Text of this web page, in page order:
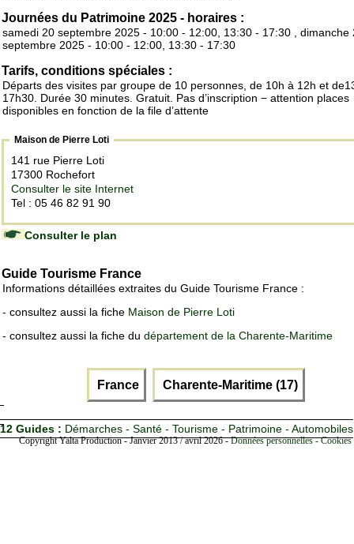
Journées du Patrimoine 2025 - horaires :
samedi 20 septembre 2025 - 10:00 - 12:00, 13:30 - 17:30 , dimanche
septembre 2025 - 10:00 - 12:00, 13:30 - 17:30
Tarifs, conditions spéciales :
Départs des visites par groupe de 10 personnes, de 10h à 12h et
17h30. Durée 30 minutes. Gratuit. Pas d’inscription − attention places
disponibles en fonction de la file d’attente
Maison de Pierre Loti
141 rue Pierre Loti
17300 Rochefort
Consulter le site Internet
Tel : 05 46 82 91 90
Consulter le plan
Guide Tourisme France
Informations détaillées extraites du Guide Tourisme France :
- consultez aussi la fiche Maison de Pierre Loti
- consultez aussi la fiche du département de la Charente-Maritime
France Charente-Maritime (17)
12 Guides : Démarches - Santé - Tourisme - Patrimoine - Automobiles
Copyright Yalta Production - Janvier 2013 / avril 2026 -Données personnelles -